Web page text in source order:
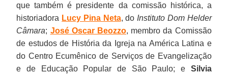
que também é presidente da comissão histórica, a
historiadora Lucy Pina Neta, do Instituto Dom Helder
Câmara; José Oscar Beozzo, membro da Comissão
de estudos de História da Igreja na América Latina e
do Centro Ecumênico de Serviços de Evangelização
e de Educação Popular de São Paulo; e Silvia